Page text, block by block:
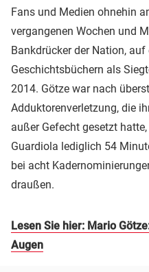
Fans und Medien ohnehin
vergangenen Wochen und
Bankdrücker der Nation, auf
Geschichtsbüchern als
2014. Götze war nach
Adduktorenverletzung, die
außer Gefecht gesetzt
Guardiola lediglich 54
bei acht
draußen.
Lesen Sie hier: Mario
Augen